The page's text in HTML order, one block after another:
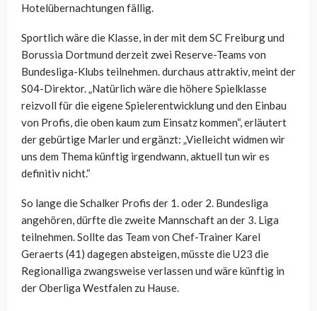
Hotelübernachtungen fällig.
Sportlich wäre die Klasse, in der mit dem SC Freiburg und
Borussia Dortmund derzeit zwei Reserve-Teams von
Bundesliga-Klubs teilnehmen. durchaus attraktiv, meint der
S04-Direktor. „Natürlich wäre die höhere Spielklasse
reizvoll für die eigene Spielerentwicklung und den Einbau
von Profis, die oben kaum zum Einsatz kommen“, erläutert
der gebürtige Marler und ergänzt: „Vielleicht widmen wir
uns dem Thema künftig irgendwann, aktuell tun wir es
definitiv nicht.“
So lange die Schalker Profis der 1. oder 2. Bundesliga
angehören, dürfte die zweite Mannschaft an der 3. Liga
teilnehmen. Sollte das Team von Chef-Trainer Karel
Geraerts (41) dagegen absteigen, müsste die U23 die
Regionalliga zwangsweise verlassen und wäre künftig in
der Oberliga Westfalen zu Hause.